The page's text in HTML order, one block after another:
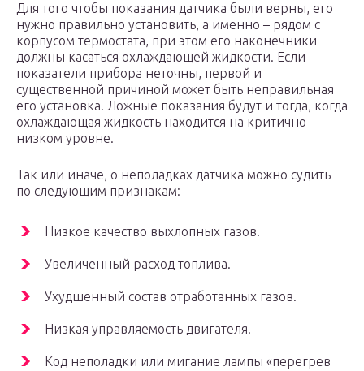
Для того чтобы показания датчика были верны, его
нужно правильно установить, а именно – рядом с
корпусом термостата, при этом его наконечники
должны касаться охлаждающей жидкости. Если
показатели прибора неточны, первой и
существенной причиной может быть неправильная
его установка. Ложные показания будут и тогда, когда
охлаждающая жидкость находится на критично
низком уровне.
Так или иначе, о неполадках датчика можно судить
по следующим признакам:
Низкое качество выхлопных газов.
Увеличенный расход топлива.
Ухудшенный состав отработанных газов.
Низкая управляемость двигателя.
Код неполадки или мигание лампы «перегрев